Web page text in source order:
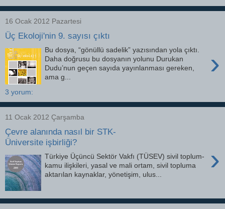
16 Ocak 2012 Pazartesi
Üç Ekoloji'nin 9. sayısı çıktı
›
Bu dosya, “gönüllü sadelik” yazısından yola çıktı.
Daha doğrusu bu dosyanın yolunu Durukan
Dudu’nun geçen sayıda yayınlanması gereken,
ama g...
3 yorum:
11 Ocak 2012 Çarşamba
Çevre alanında nasıl bir STK-
Üniversite işbirliği?
›
Türkiye Üçüncü Sektör Vakfı (TÜSEV) sivil toplum-
kamu ilişkileri, yasal ve mali ortam, sivil topluma
aktarılan kaynaklar, yönetişim, ulus...